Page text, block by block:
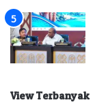
View Terbanyak